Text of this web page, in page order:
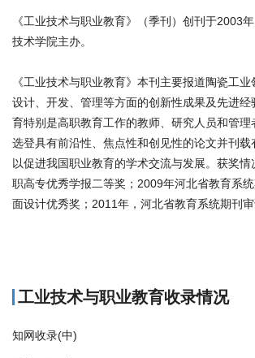
《工业技术与职业教育》（季刊）创刊于2003
技术学院主办。
《工业技术与职业教育》本刊主要报道陶瓷工业
设计、开发、管理等方面的创新性成果及先进经
育特别是高职教育工作的教师、研究人员和管理
选登具有前沿性、焦点性和创见性的论文并刊载
以促进我国职业教育的学术交流与发展。获奖
职高专优秀学报二等奖；2009年河北省教育系统
面设计优秀奖；2011年，河北省教育系统期刊审
工业技术与职业教育收录情况
知网收录(中)